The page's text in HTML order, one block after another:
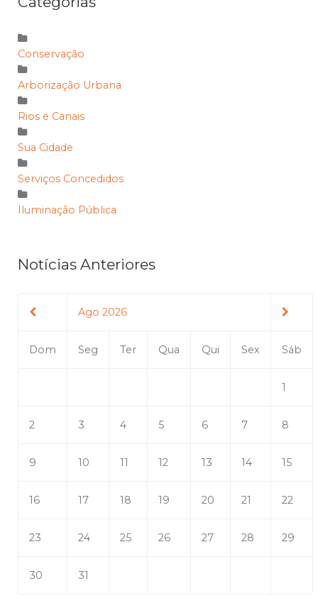
Conservação
Arborização Urbana
Rios e Canais
Sua Cidade
Serviços Concedidos
Iluminação Pública
Notícias Anteriores
Ago 2026
Dom Seg Ter Qua Qui Sex Sáb
1
2 3 4 5 6 7 8
9 10 11 12 13 14 15
16 17 18 19 20 21 22
23 24 25 26 27 28 29
30 31